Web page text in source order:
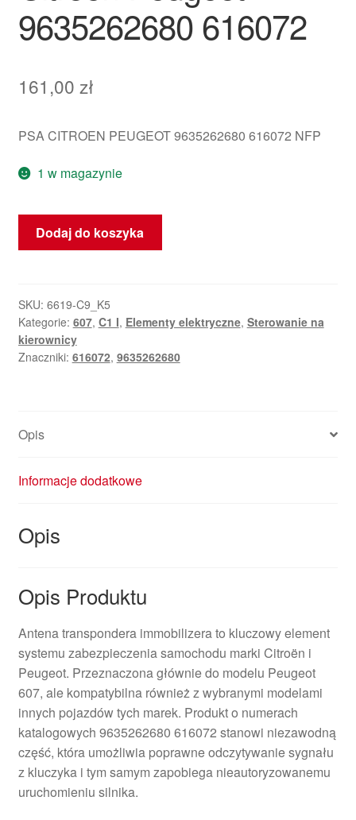
9635262680 616072
161,00 zł
PSA CITROEN PEUGEOT 9635262680 616072 NFP
1 w magazynie
ilość
Antena
Texton
Citroën
Peugeot
9635262680
Dodaj do koszyka
SKU: 6619-C9_K5
Kategorie: 607, C1 I, Elementy elektryczne, Sterowanie na
kierownicy
Znaczniki: 616072, 9635262680
Opis
Informacje dodatkowe
Opis
Opis Produktu
Antena transpondera immobilizera to kluczowy element
systemu zabezpieczenia samochodu marki Citroën i
Peugeot. Przeznaczona głównie do modelu Peugeot
607, ale kompatybilna również z wybranymi modelami
innych pojazdów tych marek. Produkt o numerach
katalogowych 9635262680 616072 stanowi niezawodną
część, która umożliwia poprawne odczytywanie sygnału
z kluczyka i tym samym zapobiega nieautoryzowanemu
uruchomieniu silnika.